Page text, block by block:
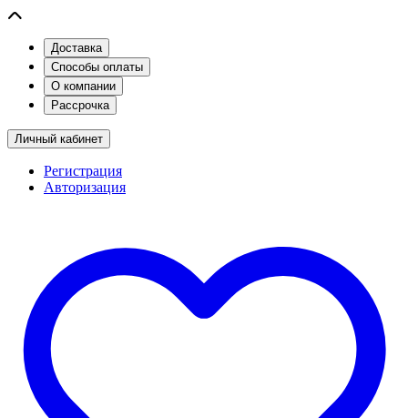
Доставка
Способы оплаты
О компании
Рассрочка
Личный кабинет
Регистрация
Авторизация